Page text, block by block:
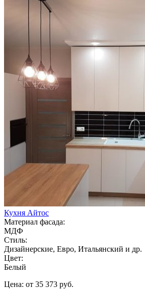
Кухня Айтос
Материал фасада:
МДФ
Стиль:
Дизайнерские, Евро, Итальянский и др.
Цвет:
Белый
Цена: от 35 373 руб.